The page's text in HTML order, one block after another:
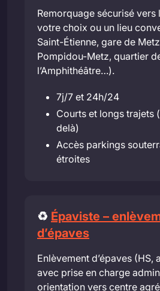
Remorquage sécurisé vers
votre choix ou un lieu
Saint-Étienne, gare de
Pompidou-Metz, quartier
l’Amphithéâtre…).
7j/7 et 24h/24
Courts et longs trajets
delà)
Accès parkings
étroites
♻️ Épaviste –
d’épaves
Enlèvement d’épaves (HS,
avec prise en charge
orientation vers centre